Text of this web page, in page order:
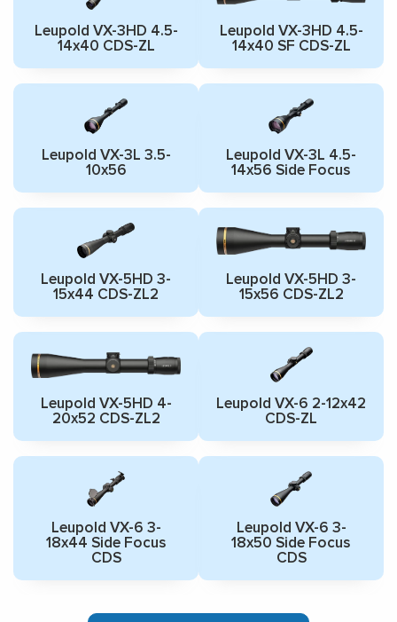
Leupold VX-3HD 4.5-
14x40 CDS-ZL
Leupold VX-3HD 4.5-
14x40 SF CDS-ZL
Leupold VX-3L 3.5-
10x56
Leupold VX-3L 4.5-
14x56 Side Focus
Leupold VX-5HD 3-
15x44 CDS-ZL2
Leupold VX-5HD 3-
15x56 CDS-ZL2
Leupold VX-5HD 4-
20x52 CDS-ZL2
Leupold VX-6 2-12x42
CDS-ZL
Leupold VX-6 3-
18x44 Side Focus
CDS
Leupold VX-6 3-
18x50 Side Focus
CDS